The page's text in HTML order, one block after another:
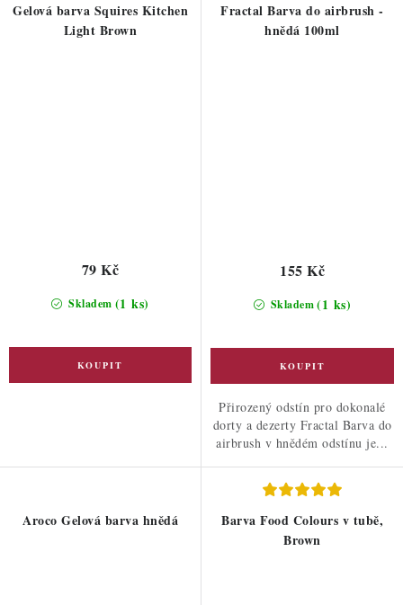
Gelová barva Squires Kitchen
Light Brown
Skladem (1 ks)
79 Kč
Fractal Barva do airbrush -
hnědá 100ml
Skladem(1 ks)
155 Kč
Přirozený odstín pro dokonalé
dorty a dezerty Fractal Barva do
airbrush v hnědém odstínu je...
Aroco Gelová barva hnědá
Barva Food Colours v tubě,
Brown